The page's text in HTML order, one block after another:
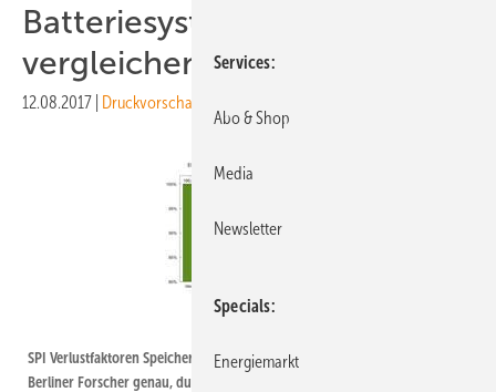
Batteriesysteme miteinander
vergleichen
12.08.2017 Druckvorschau
SPI Verlustfaktoren Speicher | In der Computersimulation erkennen die
Berliner Forscher genau, durch was die einzelnen Verluste
Services
Abo & Shop
Media
Newsletter
Specials
Energiemarkt